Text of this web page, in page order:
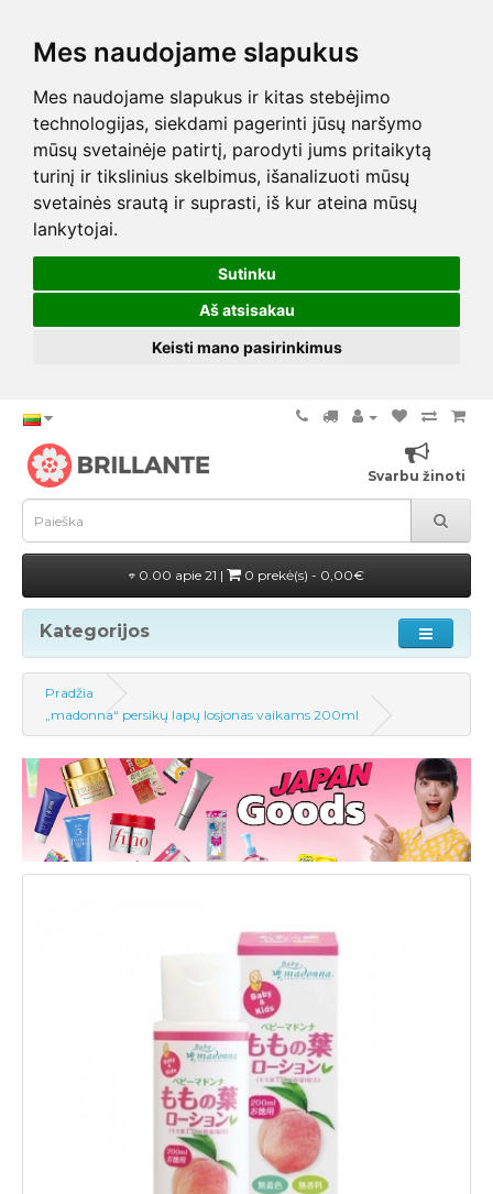
Mes naudojame slapukus
Mes naudojame slapukus ir kitas stebėjimo
technologijas, siekdami pagerinti jūsų naršymo
mūsų svetainėje patirtį, parodyti jums pritaikytą
turinį ir tikslinius skelbimus, išanalizuoti mūsų
svetainės srautą ir suprasti, iš kur ateina mūsų
lankytojai.
Sutinku
Aš atsisakau
Keisti mano pasirinkimus
Svarbu žinoti
0.00 apie 21 | 0 prekė(s) - 0,00€
Kategorijos
Pradžia
„madonna“ persikų lapų losjonas vaikams 200ml